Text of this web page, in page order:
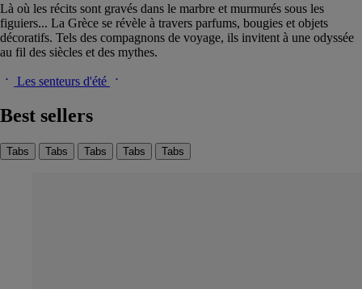
Là où les récits sont gravés dans le marbre et murmurés sous les
figuiers... La Grèce se révèle à travers parfums, bougies et objets
décoratifs. Tels des compagnons de voyage, ils invitent à une odyssée
au fil des siècles et des mythes.
Les senteurs d'été
Best sellers
Tabs Tabs Tabs Tabs Tabs